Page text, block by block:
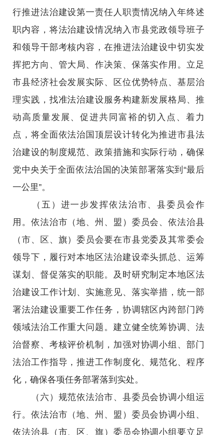
行推进法治建设第一责任人职责情况纳入年终述
职内容，将法治建设情况纳入市县党政领导班子
和领导干部考核内容，在推进法治建设中切实发
挥把方向、管大局、作决策、保落实作用。立足
市县经济社会发展实际、区位优势特点、基层治
理实践，找准法治建设服务构建新发展格局、推
动高质量发展、促进共同富裕的切入点、着力
点，将全面依法治国顶层设计转化为推进市县法
治建设的制度规范、政策措施和实际行动，确保
党中央关于全面依法治国的决策部署落实到“最后
一公里”。
（五）进一步发挥依法治市、县委员会作
用。依法治市（地、州、盟）委员会、依法治县
（市、区、旗）委员会要在市县党委及其常委会
领导下，履行对本地区法治建设牵头抓总、运筹
谋划、督促落实的职能。及时研究制定本地区法
治建设工作计划、实施意见、落实举措，统一部
署法治建设重要工作任务，协调辖区内跨部门跨
领域法治工作重大问题。建立健全统筹协调、法
治督察、考核评价机制，加强对协调小组、部门
法治工作指导，推进工作制度化、规范化、程序
化，确保各项任务部署落到实处。
（六）规范依法治市、县委员会协调小组运
行。依法治市（地、州、盟）委员会协调小组、
依法治县（市、区、旗）委员会协调小组要立足